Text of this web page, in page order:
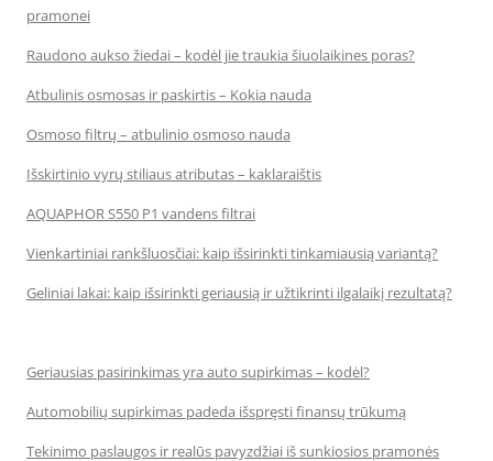
pramonei
Raudono aukso žiedai – kodėl jie traukia šiuolaikines poras?
Atbulinis osmosas ir paskirtis – Kokia nauda
Osmoso filtrų – atbulinio osmoso nauda
Išskirtinio vyrų stiliaus atributas – kaklaraištis
AQUAPHOR S550 P1 vandens filtrai
Vienkartiniai rankšluosčiai: kaip išsirinkti tinkamiausią variantą?
Geliniai lakai: kaip išsirinkti geriausią ir užtikrinti ilgalaikį rezultatą?
Geriausias pasirinkimas yra auto supirkimas – kodėl?
Automobilių supirkimas padeda išspręsti finansų trūkumą
Tekinimo paslaugos ir realūs pavyzdžiai iš sunkiosios pramonės